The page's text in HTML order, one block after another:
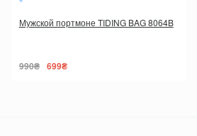
Мужской портмоне TIDING BAG 8064B
990₴ 699₴